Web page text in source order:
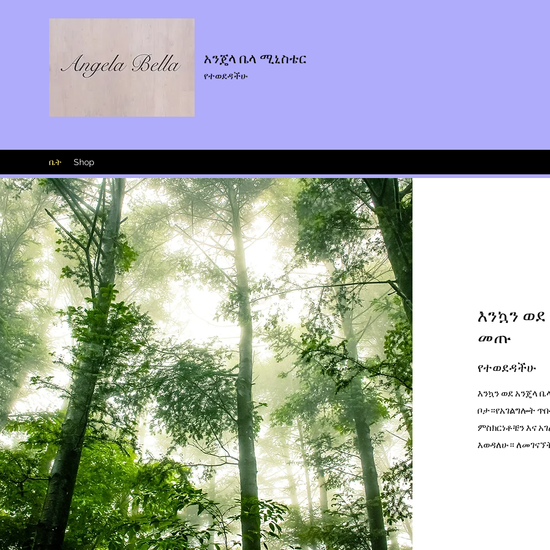
አንጄላ ቤላ ሚኒስቴር
የተወደዳችሁ
ቤት Shop
እንኳን
መጡ
የተወደዳችሁ
እንኳን ወደ አንጄላ
ቦታ።የአገልግሎት
ምስክርነቶቼን እና
እወዳለሁ።